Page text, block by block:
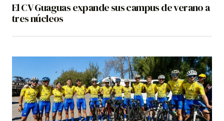
El CV Guaguas expande sus campus de verano a
tres núcleos